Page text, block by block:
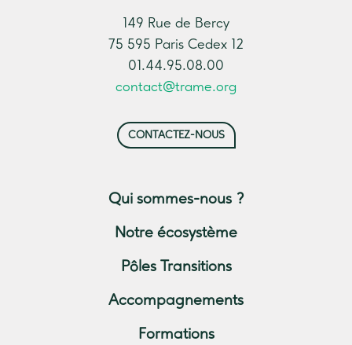
149 Rue de Bercy
75 595 Paris Cedex 12
01.44.95.08.00
contact@trame.org
CONTACTEZ-NOUS
Qui sommes-nous ?
Notre écosystème
Pôles Transitions
Accompagnements
Formations